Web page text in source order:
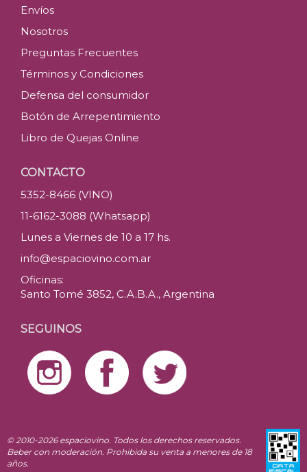
Envíos
Nosotros
Preguntas Frecuentes
Términos y Condiciones
Defensa del consumidor
Botón de Arrepentimiento
Libro de Quejas Online
CONTACTO
5352-8466 (VINO)
11-6162-3088 (Whatsapp)
Lunes a Viernes de 10 a 17 hs.
info@espaciovino.com.ar
Oficinas:
Santo Tomé 3852, C.A.B.A., Argentina
SEGUINOS
© 2010-2026 espaciovino. Todos los derechos reservados.
Beber con moderación. Prohibida su venta a menores de 18
años.